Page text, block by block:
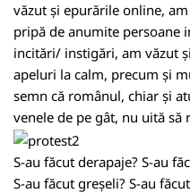
văzut și epurările online,
pripă de anumite persoane
incitări/ instigări, am văzut
apeluri la calm, precum și
semn că românul, chiar și
venele de pe gât, nu uită să
S-au făcut derapaje? S-au
S-au făcut greșeli? S-au